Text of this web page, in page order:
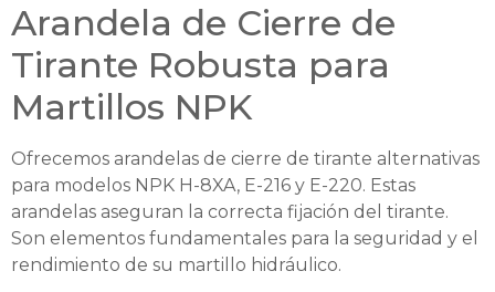
Arandela de Cierre de
Tirante Robusta para
Martillos NPK
Ofrecemos arandelas de cierre de tirante alternativas
para modelos NPK H-8XA, E-216 y E-220. Estas
arandelas aseguran la correcta fijación del tirante.
Son elementos fundamentales para la seguridad y el
rendimiento de su martillo hidráulico.